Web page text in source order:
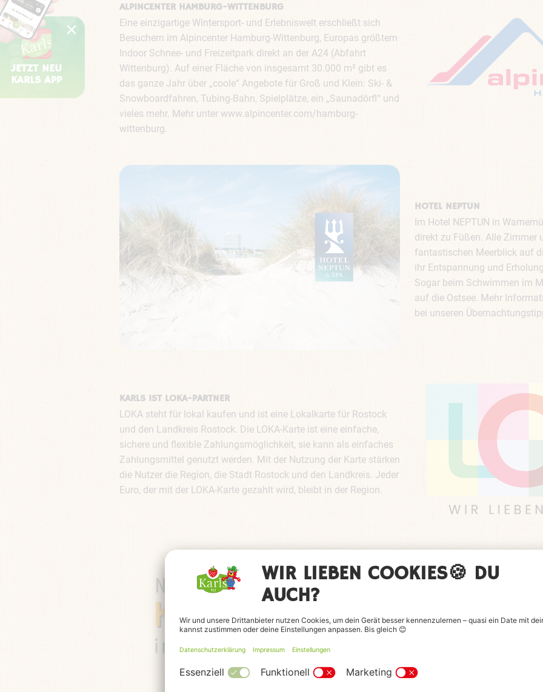
ALPINCENTER HAMBURG-WITTENBURG
Eine einzigartige Wintersport- und Erlebniswelt erschließt sich
Besuchern im Alpincenter Hamburg-Wittenburg, Europas größtem
Indoor Schnee- und Freizeitpark direkt an der A24 (Abfahrt
Wittenburg). Auf einer Fläche von insgesamt 30.000 m² gibt es
das ganze Jahr über „coole“ Angebote für Groß und Klein: Ski- &
Snowboardfahren, Tubing-Bahn, Spielplätze, ein „Saunadörfl“ und
vieles mehr. Mehr unter www.alpincenter.com/hamburg-
wittenburg.
HOTEL NEPTUN
Im Hotel NEPTUN in
direkt zu Füßen. Alle Zimmer
fantastischen Meerblick auf
ihr Entspannung und
Sogar beim Schwimmen im
auf die Ostsee. Mehr
bei unseren
KARLS IST LOKA-PARTNER
LOKA steht für lokal kaufen und ist eine Lokalkarte für Rostock
und den Landkreis Rostock. Die LOKA-Karte ist eine einfache,
sichere und flexible Zahlungsmöglichkeit, sie kann als einfaches
Zahlungsmittel genutzt werden. Mit der Nutzung der Karte stärken
die Nutzer die Region, die Stadt Rostock und den Landkreis. Jeder
Euro, der mit der LOKA-Karte gezahlt wird, bleibt in der Region.
Nationalpark-Zentrum
JETZT NEU
KARLS APP